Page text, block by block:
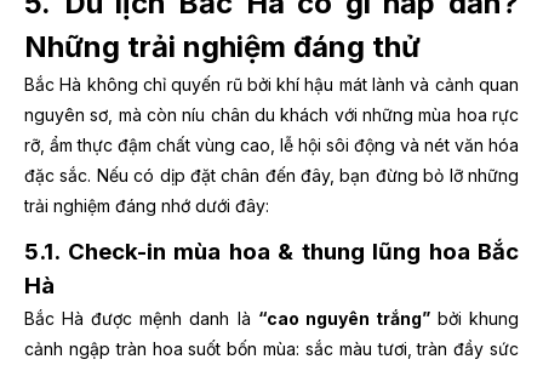
Những trải nghiệm đáng thử
Bắc Hà không chỉ quyến rũ bởi khí hậu mát lành và cảnh quan
nguyên sơ, mà còn níu chân du khách với những mùa hoa rực
rỡ, ẩm thực đậm chất vùng cao, lễ hội sôi động và nét văn hóa
đặc sắc. Nếu có dịp đặt chân đến đây, bạn đừng bỏ lỡ những
trải nghiệm đáng nhớ dưới đây:
5.1. Check-in mùa hoa & thung lũng hoa Bắc
Hà
Bắc Hà được mệnh danh là “cao nguyên trắng”bởi khung
cảnh ngập tràn hoa suốt bốn mùa: sắc màu tươi, tràn đầy sức